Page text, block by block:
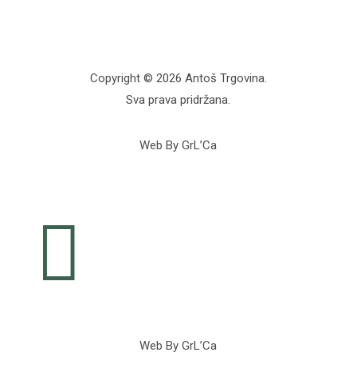
Copyright © 2026 Antoš Trgovina.
Sva prava pridržana.
Web By GrL’Ca

Web By GrL’Ca